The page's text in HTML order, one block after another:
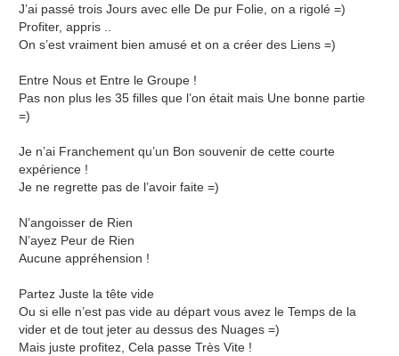
J’ai passé trois Jours avec elle De pur Folie, on a rigolé =)
Profiter, appris ..
On s’est vraiment bien amusé et on a créer des Liens =)
Entre Nous et Entre le Groupe !
Pas non plus les 35 filles que l’on était mais Une bonne partie
=)
Je n’ai Franchement qu’un Bon souvenir de cette courte
expérience !
Je ne regrette pas de l’avoir faite =)
N’angoisser de Rien
N’ayez Peur de Rien
Aucune appréhension !
Partez Juste la tête vide
Ou si elle n’est pas vide au départ vous avez le Temps de la
vider et de tout jeter au dessus des Nuages =)
Mais juste profitez, Cela passe Très Vite !